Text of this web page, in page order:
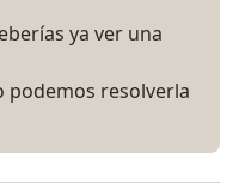
ya ver una
podemos resolverla